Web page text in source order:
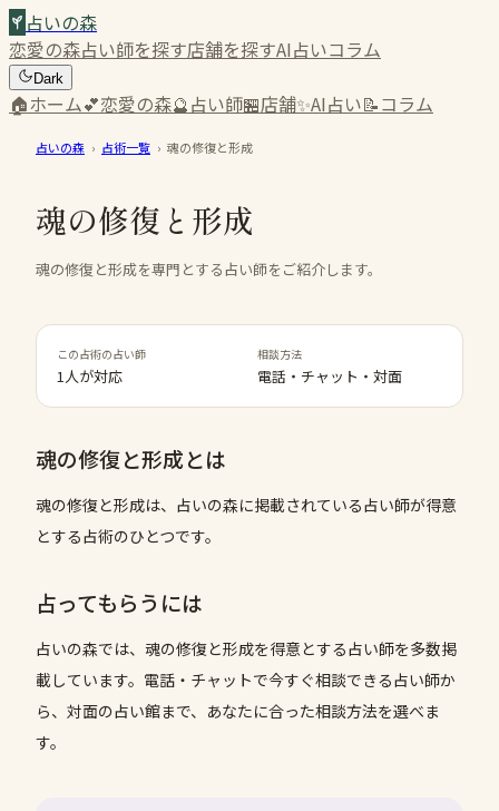
占いの森
恋愛の森占い師を探す店舗を探すAI占いコラム
Dark
🏠ホーム💕恋愛の森🔮占い師🏪店舗✨AI占い📝コラム
占いの森 › 占術一覧 › 魂の修復と形成
魂の修復と形成
魂の修復と形成を専門とする占い師をご紹介します。
この占術の占い師
1人が対応
相談方法
電話・チャット・対面
魂の修復と形成とは
魂の修復と形成は、占いの森に掲載されている占い師が得意
とする占術のひとつです。
占ってもらうには
占いの森では、 魂の修復と形成を得意とする占い師を多数掲
載しています。電話・チャットで今すぐ相談できる占い師か
ら、対面の占い館まで、あなたに合った相談方法を選べま
す。